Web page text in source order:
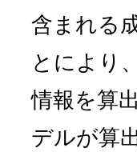
含まれる
とにより
情報を算
デルが算